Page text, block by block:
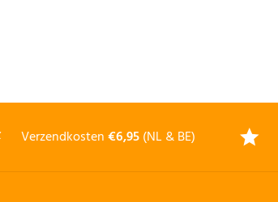
Verzendkosten€6,95(NL & BE)